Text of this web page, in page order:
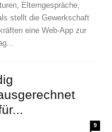
Elterngespräche,
stellt die Gewerkschaft
eine Web-App zur
9